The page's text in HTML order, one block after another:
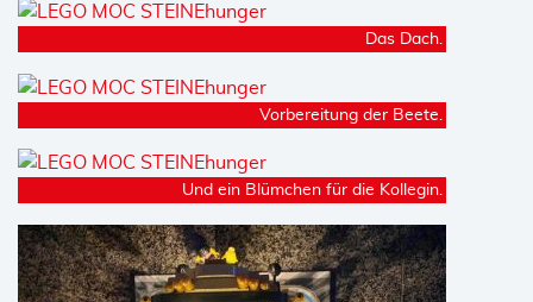
Das Dach.
Vorbereitung der Beete.
Und ein Blümchen für die Kollegin.